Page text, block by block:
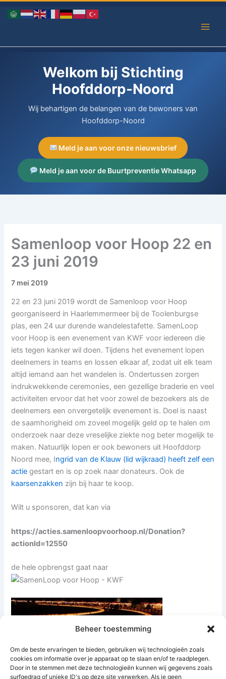
Beheer toestemming
Om de beste ervaringen te bieden, gebruiken wij technologieën zoals
cookies om informatie over je apparaat op te slaan en/of te raadplegen.
Door in te stemmen met deze technologieën kunnen wij gegevens zoals
surfgedrag of unieke ID's op deze site verwerken. Als je geen
naar
Welkom bij Stichting
Hoofddorp-Noord
Wij behartigen de belangen van de bewoners van
Hoofddorp-Noord
Meld je aan voor onze nieuwsbrief
Meld je aan voor de Buurtpreventie Whatsapp
Samenloop voor Hoop 22 en
23 juni 2019
7 mei 2019
22 en 23 juni 2019 wordt de Samenloop voor Hoop
georganiseerd in Haarlemmermeer bij de Toolenburgse
plas, een 24 uur durende wandelestafette. SamenLoop
voor Hoop is een evenement van KWF voor iedereen die
iets tegen kanker wil doen. Tijdens het evenement lopen
deelnemers in teams en lossen elkaar af, zodat uit elk team
altijd iemand aan het wandelen is. Ondertussen zorgen
indrukwekkende ceremonies, een gezellige braderie en veel
activiteiten ervoor dat het voor zowel de bezoekers als de
deelnemers een onvergetelijk evenement is. Doel is naast
de saamhorigheid om zoveel mogelijk geld op te halen om
onderzoek naar deze vreselijke ziekte nog beter mogelijk te
maken. Natuurlijk lopen er ook bewoners uit Hoofddorp
Noord mee, Ingrid van de Klauw (lid wijkraad) heeft zelf een
actie gestart en is op zoek naar donateurs. Ook de
kaarsenzakken zijn bij haar te koop.
Wilt u sponsoren, dat kan via
https://acties.samenloopvoorhoop.nl/Donation?
actionId=12550
de hele opbrengst gaat naar